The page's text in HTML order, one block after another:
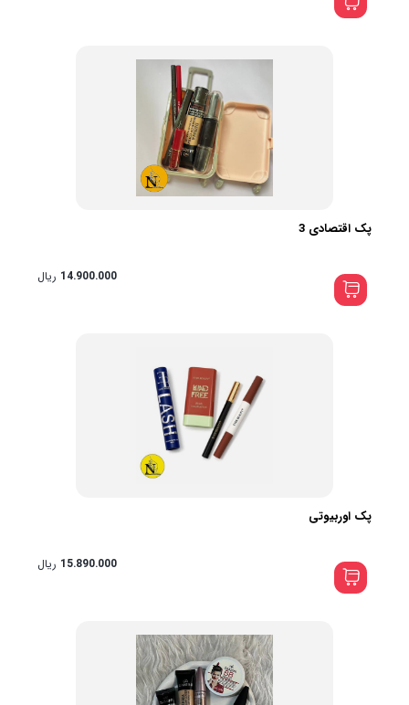
پک اقتصادی 3
14.900.000 ریال
پک اوربیوتی
15.890.000 ریال